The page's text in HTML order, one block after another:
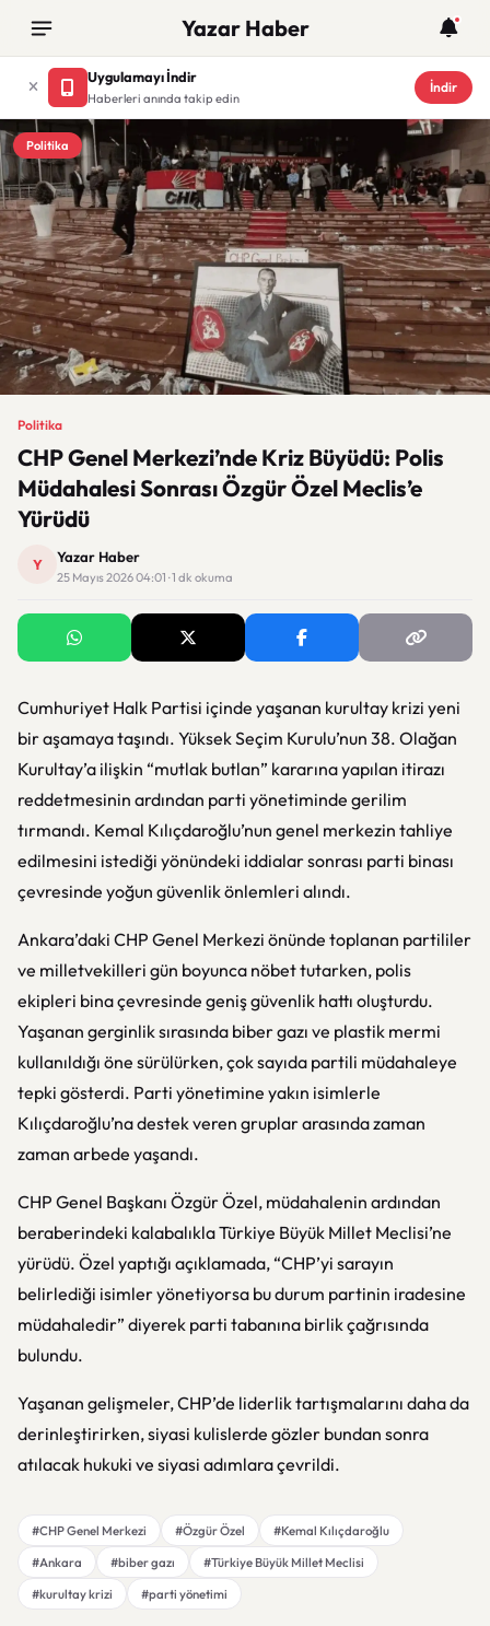
Yazar Haber
Uygulamayı İndir
Haberleri anında takip edin
İndir
Politika
Politika
CHP Genel Merkezi’nde Kriz Büyüdü: Polis
Müdahalesi Sonrası Özgür Özel Meclis’e
Yürüdü
Y Yazar Haber
25 Mayıs 2026 04:01 · 1 dk okuma
Cumhuriyet Halk Partisi içinde yaşanan kurultay krizi yeni
bir aşamaya taşındı. Yüksek Seçim Kurulu’nun 38. Olağan
Kurultay’a ilişkin “mutlak butlan” kararına yapılan itirazı
reddetmesinin ardından parti yönetiminde gerilim
tırmandı. Kemal Kılıçdaroğlu’nun genel merkezin tahliye
edilmesini istediği yönündeki iddialar sonrası parti binası
çevresinde yoğun güvenlik önlemleri alındı.
Ankara’daki CHP Genel Merkezi önünde toplanan partililer
ve milletvekilleri gün boyunca nöbet tutarken, polis
ekipleri bina çevresinde geniş güvenlik hattı oluşturdu.
Yaşanan gerginlik sırasında biber gazı ve plastik mermi
kullanıldığı öne sürülürken, çok sayıda partili müdahaleye
tepki gösterdi. Parti yönetimine yakın isimlerle
Kılıçdaroğlu’na destek veren gruplar arasında zaman
zaman arbede yaşandı.
CHP Genel Başkanı Özgür Özel, müdahalenin ardından
beraberindeki kalabalıkla Türkiye Büyük Millet Meclisi’ne
yürüdü. Özel yaptığı açıklamada, “CHP’yi sarayın
belirlediği isimler yönetiyorsa bu durum partinin iradesine
müdahaledir” diyerek parti tabanına birlik çağrısında
bulundu.
Yaşanan gelişmeler, CHP’de liderlik tartışmalarını daha da
derinleştirirken, siyasi kulislerde gözler bundan sonra
atılacak hukuki ve siyasi adımlara çevrildi.
#CHP Genel Merkezi #Özgür Özel
#Kemal Kılıçdaroğlu
#Ankara
#biber gazı
#Türkiye Büyük Millet Meclisi
#kurultay krizi
#parti yönetimi